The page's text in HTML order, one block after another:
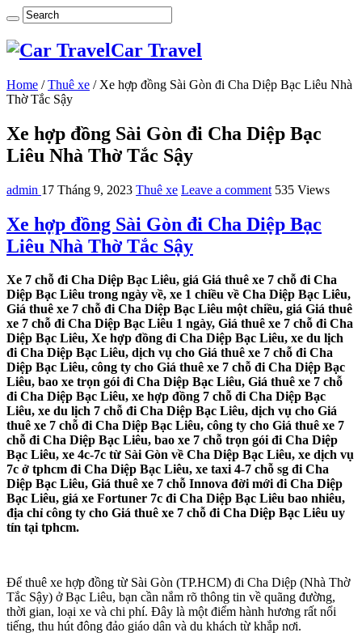
Car Travel
Home / Thuê xe / Xe hợp đồng Sài Gòn đi Cha Diệp Bạc Liêu Nhà
Thờ Tắc Sậy
Xe hợp đồng Sài Gòn đi Cha Diệp Bạc
Liêu Nhà Thờ Tắc Sậy
admin 17 Tháng 9, 2023 Thuê xe Leave a comment 535 Views
Xe hợp đồng Sài Gòn đi Cha Diệp Bạc
Liêu Nhà Thờ Tắc Sậy
Xe 7 chỗ đi Cha Diệp Bạc Liêu, giá Giá thuê xe 7 chỗ đi Cha
Diệp Bạc Liêu trong ngày về, xe 1 chiều về Cha Diệp Bạc Liêu,
Giá thuê xe 7 chỗ đi Cha Diệp Bạc Liêu một chiều, giá Giá thuê
xe 7 chỗ đi Cha Diệp Bạc Liêu 1 ngày, Giá thuê xe 7 chỗ đi Cha
Diệp Bạc Liêu, Xe hợp đồng đi Cha Diệp Bạc Liêu, xe du lịch
đi Cha Diệp Bạc Liêu, dịch vụ cho Giá thuê xe 7 chỗ đi Cha
Diệp Bạc Liêu, công ty cho Giá thuê xe 7 chỗ đi Cha Diệp Bạc
Liêu, bao xe trọn gói đi Cha Diệp Bạc Liêu, Giá thuê xe 7 chỗ
đi Cha Diệp Bạc Liêu, xe hợp đồng 7 chỗ đi Cha Diệp Bạc
Liêu, xe du lịch 7 chỗ đi Cha Diệp Bạc Liêu, dịch vụ cho Giá
thuê xe 7 chỗ đi Cha Diệp Bạc Liêu, công ty cho Giá thuê xe 7
chỗ đi Cha Diệp Bạc Liêu, bao xe 7 chỗ trọn gói đi Cha Diệp
Bạc Liêu, xe 4c-7c từ Sài Gòn về Cha Diệp Bạc Liêu, xe dịch vụ
7c ở tphcm đi Cha Diệp Bạc Liêu, xe taxi 4-7 chỗ sg đi Cha
Diệp Bạc Liêu, Giá thuê xe 7 chỗ Innova đời mới đi Cha Diệp
Bạc Liêu, giá xe Fortuner 7c đi Cha Diệp Bạc Liêu bao nhiêu,
địa chỉ công ty cho Giá thuê xe 7 chỗ đi Cha Diệp Bạc Liêu uy
tín tại tphcm.
Để thuê xe hợp đồng từ Sài Gòn (TP.HCM) đi Cha Diệp (Nhà Thờ
Tắc Sậy) ở Bạc Liêu, bạn cần nắm rõ thông tin về quãng đường,
thời gian, loại xe và chi phí. Đây là một điểm hành hương rất nổi
tiếng, thu hút đông đảo giáo dân và du khách từ khắp nơi.